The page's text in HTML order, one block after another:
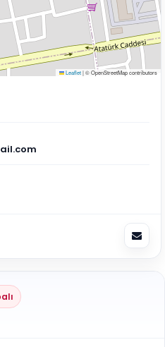
Leaflet|© OpenStreetMap contributors